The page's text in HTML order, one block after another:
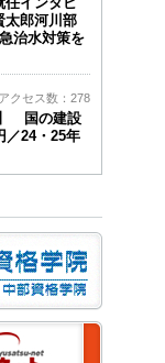
きまし
ため情報
いただ
日(土)～
報の更新
、ご了
いたし
情報更
せ●
郎河川部
治水対策を
アクセス数：278
】 国の建設
／24・25年